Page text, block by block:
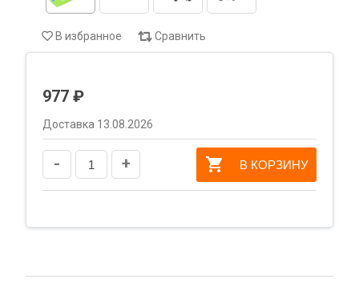
В избранное Сравнить
977 ₽
Доставка 13.08.2026
- + В КОРЗИНУ